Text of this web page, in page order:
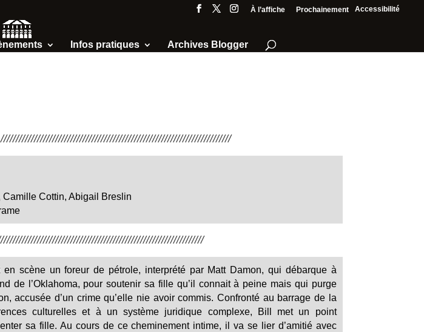
Accessibilité
À l’affiche Prochainement
Infos pratiques Archives Blogger
Cottin, Abigail Breslin
en scène un foreur de pétrole, interprété par Matt Damon, qui débarque à
de l’Oklahoma, pour soutenir sa fille qu’il connait à peine mais qui purge
accusée d’un crime qu’elle nie avoir commis. Confronté au barrage de la
culturelles et à un système juridique complexe, Bill met un point
sa fille. Au cours de ce cheminement intime, il va se lier d’amitié avec